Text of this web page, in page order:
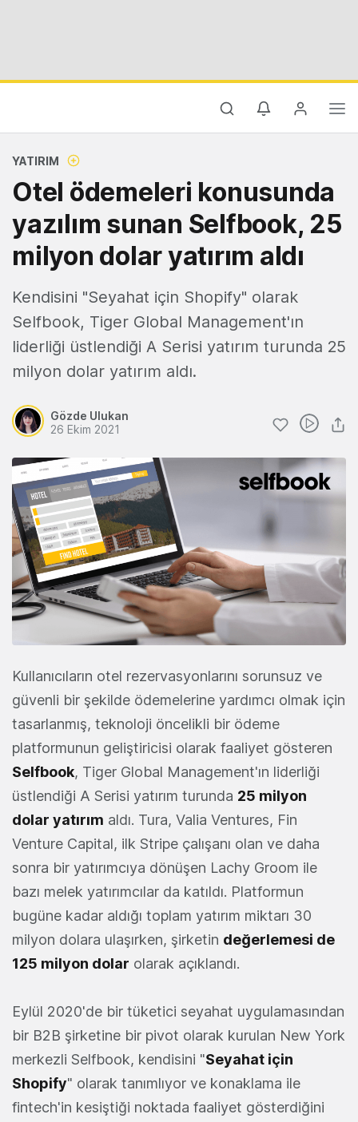
YATIRIM
Otel ödemeleri konusunda
yazılım sunan Selfbook, 25
milyon dolar yatırım aldı
Kendisini "Seyahat için Shopify" olarak
Selfbook, Tiger Global Management'ın
liderliği üstlendiği A Serisi yatırım turunda 25
milyon dolar yatırım aldı.
Gözde Ulukan
26 Ekim 2021
Kullanıcıların otel rezervasyonlarını sorunsuz ve
güvenli bir şekilde ödemelerine yardımcı olmak için
tasarlanmış, teknoloji öncelikli bir ödeme
platformunun geliştiricisi olarak faaliyet gösteren
Selfbook, Tiger Global Management'ın liderliği
üstlendiği A Serisi yatırım turunda 25 milyon
dolar yatırım aldı. Tura, Valia Ventures, Fin
Venture Capital, ilk Stripe çalışanı olan ve daha
sonra bir yatırımcıya dönüşen Lachy Groom ile
bazı melek yatırımcılar da katıldı. Platformun
bugüne kadar aldığı toplam yatırım miktarı 30
milyon dolara ulaşırken, şirketin değerlemesi de
125 milyon dolar olarak açıklandı.
Eylül 2020'de bir tüketici seyahat uygulamasından
bir B2B şirketine bir pivot olarak kurulan New York
merkezli Selfbook, kendisini "Seyahat için
Shopify" olarak tanımlıyor ve konaklama ile
fintech'in kesiştiği noktada faaliyet gösterdiğini